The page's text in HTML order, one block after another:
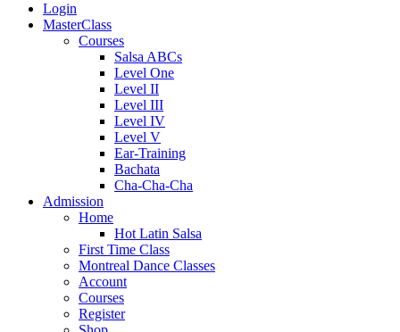
Login
MasterClass
Courses
Salsa ABCs
Level One
Level II
Level III
Level IV
Level V
Ear-Training
Bachata
Cha-Cha-Cha
Admission
Home
Hot Latin Salsa
First Time Class
Montreal Dance Classes
Account
Courses
Register